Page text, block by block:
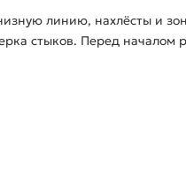
линию, нахлёсты и
стыков. Перед